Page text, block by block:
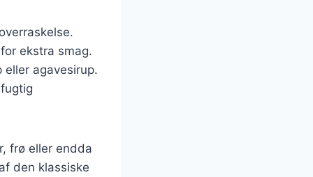
ekstra smag.
agavesirup.
frø eller endda
den klassiske